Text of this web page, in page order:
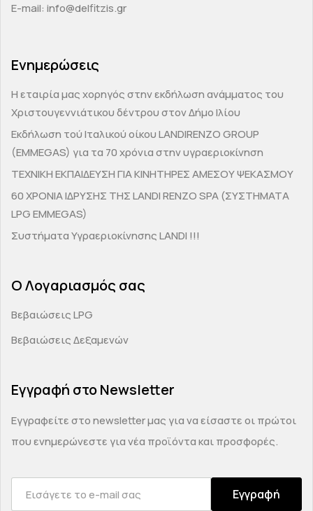
E-mail: info@delfitzis.gr
Ενημερώσεις
H εταιρία μας χορηγός στην εκδήλωση ανάμματος του
Χριστουγεννιάτικου δέντρου στον Δήμο Ιλίου
Εκδήλωση τού Ιταλικού οίκου LANDIRENZO GROUP
(EMMEGAS) για τα 70 χρόνια στην υγραεριοκίνηση
ΤΕΧΝΙΚΗ ΕΚΠΑΙΔΕΥΣΗ ΓΙΑ ΚΙΝΗΤΗΡΕΣ ΑΜΕΣΟΥ ΨΕΚΑΣΜΟΥ
60 ΧΡΟΝΙΑ ΙΔΡΥΣΗΣ ΤΗΣ LANDI RENZO SPA (ΣΥΣΤΗΜΑΤΑ
LPG EMMEGAS)
Συστήματα Υγραεριοκίνησης LANDI !!!
Ο Λογαριασμός σας
Βεβαιώσεις LPG
Βεβαιώσεις Δεξαμενών
Εγγραφή στο Newsletter
Εγγραφείτε στο newsletter μας για να είσαστε οι πρώτοι
που ενημερώνεστε για νέα προϊόντα και προσφορές.
Εγγραφή